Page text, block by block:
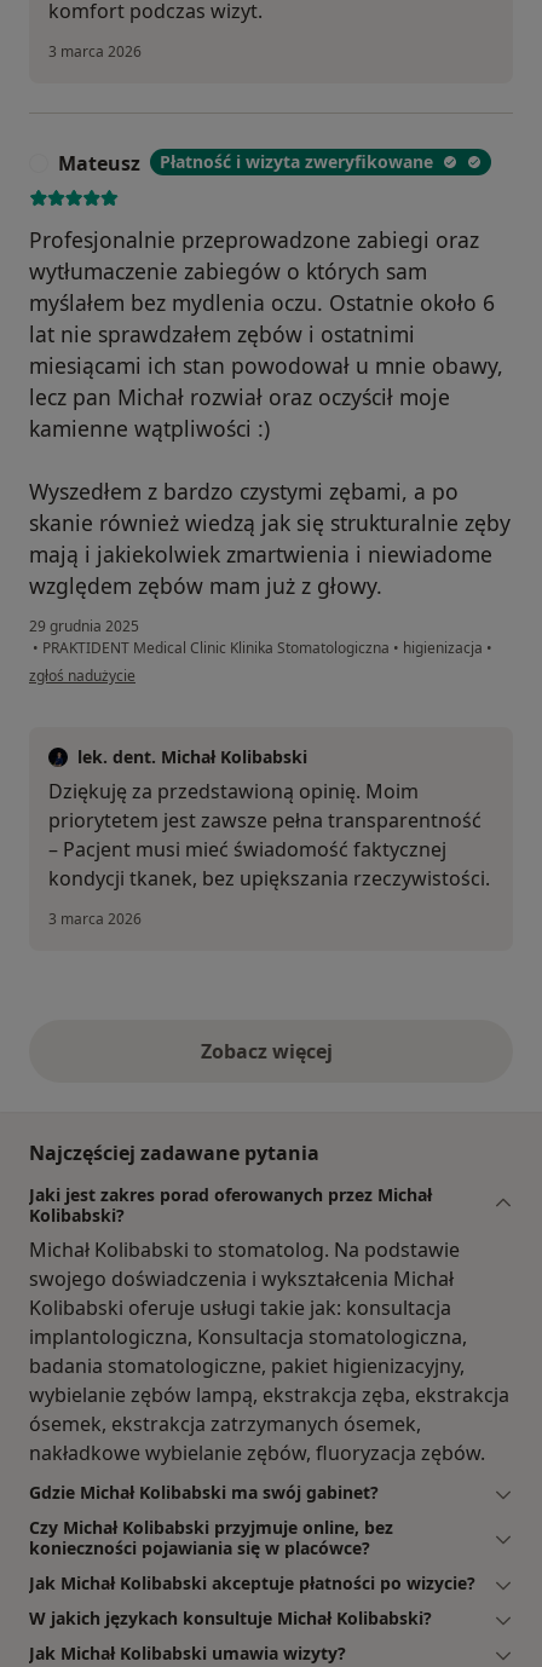
komfort podczas wizyt.
3 marca 2026
Mateusz Płatność i wizyta zweryfikowane
Profesjonalnie przeprowadzone zabiegi oraz
wytłumaczenie zabiegów o których sam
myślałem bez mydlenia oczu. Ostatnie około 6
lat nie sprawdzałem zębów i ostatnimi
miesiącami ich stan powodował u mnie obawy,
lecz pan Michał rozwiał oraz oczyścił moje
kamienne wątpliwości :)
Wyszedłem z bardzo czystymi zębami, a po
skanie również wiedzą jak się strukturalnie zęby
mają i jakiekolwiek zmartwienia i niewiadome
względem zębów mam już z głowy.
29 grudnia 2025
• PRAKTIDENT Medical Clinic Klinika Stomatologiczna • higienizacja •
w opinii użytkownika Mateusz
zgłoś nadużycie
lek. dent. Michał Kolibabski
Dziękuję za przedstawioną opinię. Moim
priorytetem jest zawsze pełna transparentność
– Pacjent musi mieć świadomość faktycznej
kondycji tkanek, bez upiększania rzeczywistości.
3 marca 2026
Zobacz więcejopinie powyżej
Najczęściej zadawane pytania
Jaki jest zakres porad oferowanych przez Michał
Kolibabski?
Michał Kolibabski to stomatolog. Na podstawie
swojego doświadczenia i wykształcenia Michał
Kolibabski oferuje usługi takie jak: konsultacja
implantologiczna, Konsultacja stomatologiczna,
badania stomatologiczne, pakiet higienizacyjny,
wybielanie zębów lampą, ekstrakcja zęba, ekstrakcja
ósemek, ekstrakcja zatrzymanych ósemek,
nakładkowe wybielanie zębów, fluoryzacja zębów.
Gdzie Michał Kolibabski ma swój gabinet?
Czy Michał Kolibabski przyjmuje online, bez
konieczności pojawiania się w placówce?
Jak Michał Kolibabski akceptuje płatności po wizycie?
W jakich językach konsultuje Michał Kolibabski?
Jak Michał Kolibabski umawia wizyty?